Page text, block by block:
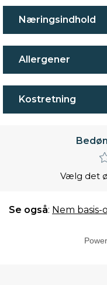
Næringsindhold
Allergener
Kostretning
Vælg det
Se også: Nem